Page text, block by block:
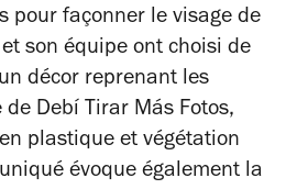
pour façonner le visage de
son équipe ont choisi de
décor reprenant les
de Debí Tirar Más Fotos,
plastique et végétation
évoque également la